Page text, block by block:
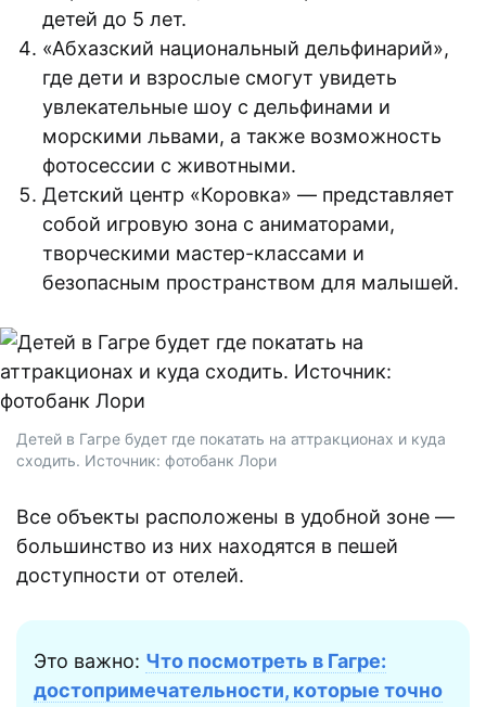
детей до 5 лет.
«Абхазский национальный дельфинарий»,
где дети и взрослые смогут увидеть
увлекательные шоу с дельфинами и
морскими львами, а также возможность
фотосессии с животными.
Детский центр «Коровка» — представляет
собой игровую зона с аниматорами,
творческими мастер-классами и
безопасным пространством для малышей.
Детей в Гагре будет где покатать на аттракционах и куда
сходить. Источник: фотобанк Лори
Все объекты расположены в удобной зоне —
большинство из них находятся в пешей
доступности от отелей.
Это важно: Что посмотреть в Гагре:
достопримечательности, которые точно